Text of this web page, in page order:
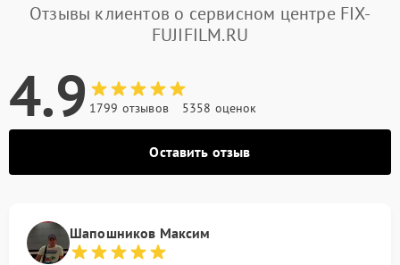
Отзывы клиентов о сервисном центре FIX-
FUJIFILM.RU
4.9 1799 отзывов 5358 оценок
Оставить отзыв
Шапошников Максим